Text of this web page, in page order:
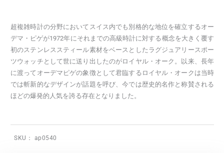
超複雑時計の分野においてスイス内でも別格的な地位を確立するオー
デマ・ピゲが1972年にそれまでの高級時計に対する概念を大きく覆す
初のステンレススティール素材をベースとしたラグジュアリースポー
ツウォッチとして世に送り出したのがロイヤル・オーク。以来、長年
に渡ってオーデマピゲの象徴として君臨するロイヤル・オークは当時
では斬新的なデザインが話題を呼び、今では歴史的名作と称賛される
ほどの爆発的人気を誇る存在となりました。
SKU： ap0540